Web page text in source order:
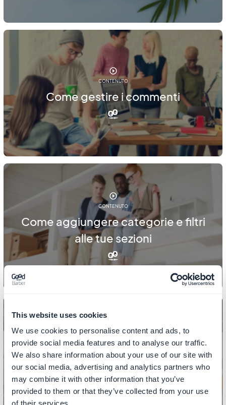
This website uses cookies
We use cookies to personalise content and ads, to
provide social media features and to analyse our traffic.
We also share information about your use of our site with
our social media, advertising and analytics partners who
may combine it with other information that you’ve
provided to them or that they’ve collected from your use
of their services.
CONTENUTO
Come gestire i commenti
CONTENUTO
Come aggiungere categorie e filtri
alle tue sezioni
Come aggiungere link alle sezioni
CMS